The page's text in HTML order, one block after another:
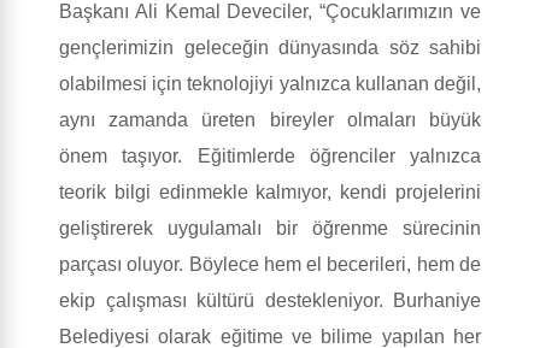
Başkanı Ali Kemal Deveciler, “Çocuklarımızın ve
gençlerimizin geleceğin dünyasında söz sahibi
olabilmesi için teknolojiyi yalnızca kullanan değil,
aynı zamanda üreten bireyler olmaları büyük
önem taşıyor. Eğitimlerde öğrenciler yalnızca
teorik bilgi edinmekle kalmıyor, kendi projelerini
geliştirerek uygulamalı bir öğrenme sürecinin
parçası oluyor. Böylece hem el becerileri, hem de
ekip çalışması kültürü destekleniyor. Burhaniye
Belediyesi olarak eğitime ve bilime yapılan her